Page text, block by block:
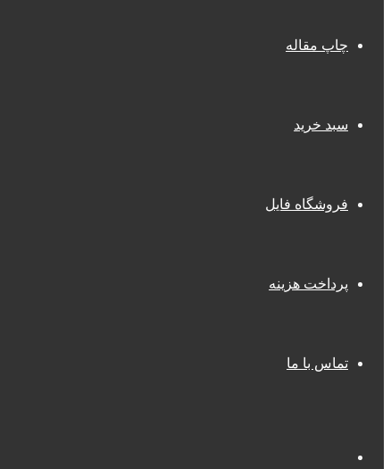
چاپ مقاله
سبد خرید
فروشگاه فایل
پرداخت هزینه
تماس با ما